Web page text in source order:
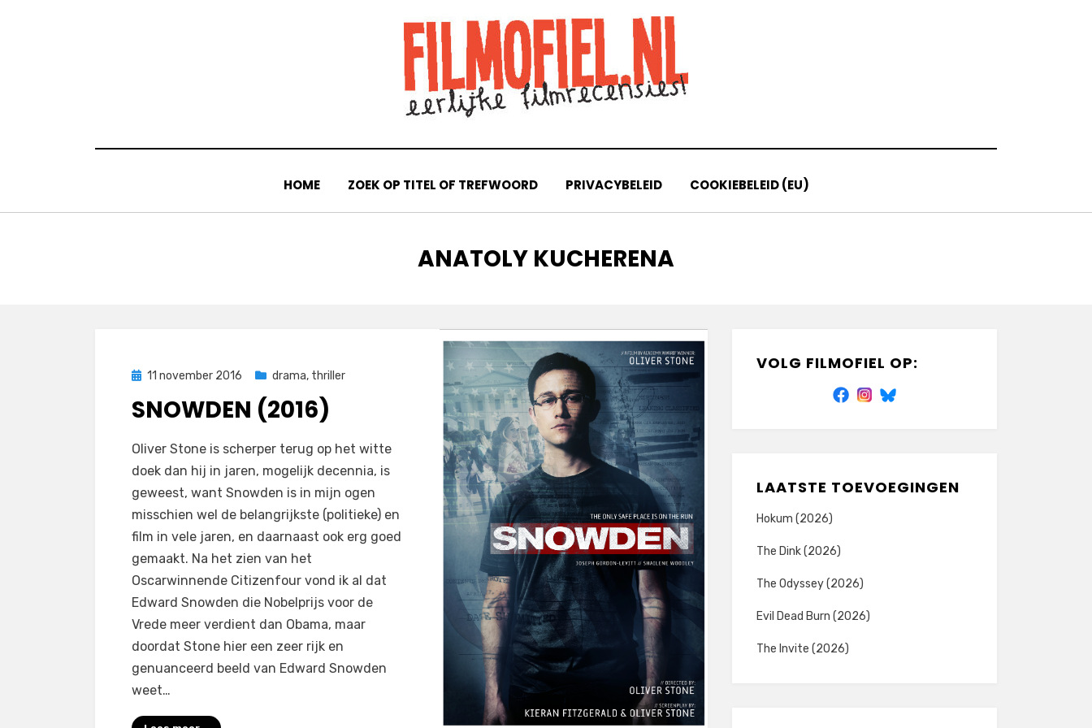
HOME ZOEK OP TITEL OF TREFWOORD PRIVACYBELEID COOKIEBELEID (EU)
TAG
:
ANATOLY KUCHERENA
Geplaatst
11 november 2016 drama, thriller
SNOWDEN (2016)
doorFilmofiel.nl
Laat een reactie achterop
Snowden
Oliver Stone is scherper terug op het witte
doek dan hij in jaren, mogelijk decennia, is
geweest, want Snowden is in mijn ogen
misschien wel de belangrijkste (politieke) en
film in vele jaren, en daarnaast ook erg goed
gemaakt. Na het zien van het
Oscarwinnende Citizenfour vond ik al dat
Edward Snowden die Nobelprijs voor de
Vrede meer verdient dan Obama, maar
doordat Stone hier een zeer rijk en
genuanceerd beeld van Edward Snowden
weet…
VOLG FILMOFIEL OP:
LAATSTE TOEVOEGINGEN
Hokum (2026)
The Dink (2026)
The Odyssey (2026)
Evil Dead Burn (2026)
The Invite (2026)